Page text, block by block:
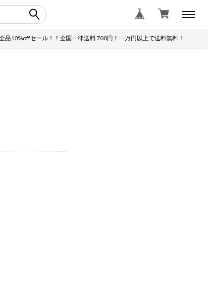
セール！！全国一律送料 700円！一万円以上で送料無料！